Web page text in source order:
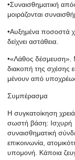
•Συναισθηματική
μοιράζονται
•Αυξημένα ποσοστά
δείχνει αστάθεια.
•«Λάθος
διακοπή της σχέσης
μένουν από
Συμπέρασμα
Η συγκατοίκηση
σωστή βάση: Ισχυρή
συναισθηματική
επικοινωνία,
υπομονή. Κάποια